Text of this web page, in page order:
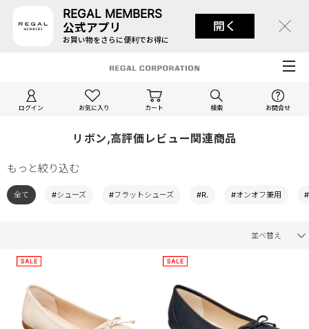
REGAL MEMBERS
公式アプリ
お買い物をさらに便利でお得に
開く
ログイン お気に入り カート 検索 お問合せ
リボン,高評価レビュー関連商品
もっと絞り込む
全て #シューズ #フラットシューズ #R. #オンオフ兼用
並べ替え